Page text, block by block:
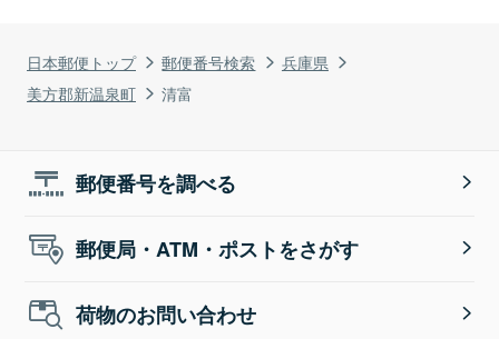
日本郵便トップ 郵便番号検索
兵庫県
美方郡新温泉町
清富
郵便番号を調べる
郵便局・ATM・ポストをさがす
荷物のお問い合わせ